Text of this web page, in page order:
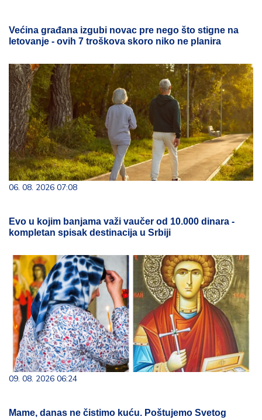
Većina građana izgubi novac pre nego što stigne na
letovanje - ovih 7 troškova skoro niko ne planira
06. 08. 2026 07:08
Evo u kojim banjama važi vaučer od 10.000 dinara -
kompletan spisak destinacija u Srbiji
09. 08. 2026 06:24
Mame, danas ne čistimo kuću. Poštujemo Svetog